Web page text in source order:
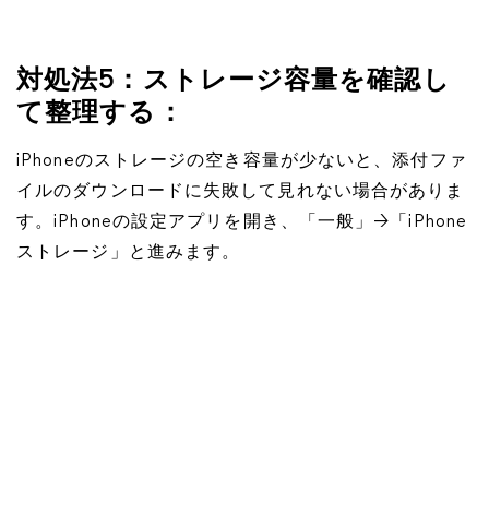
対処法5：ストレージ容量を確認し
て整理する：
iPhoneのストレージの空き容量が少ないと、添付ファ
イルのダウンロードに失敗して見れない場合がありま
す。iPhoneの設定アプリを開き、「一般」→「iPhone
ストレージ」と進みます。